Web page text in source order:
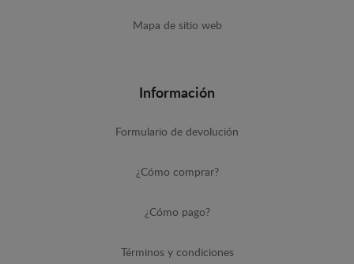
Mapa de sitio web
Información
Formulario de devolución
¿Cómo comprar?
¿Cómo pago?
Términos y condiciones